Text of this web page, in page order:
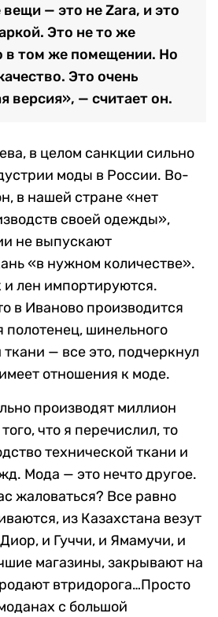
— это не Zara, и это
Это не то же
в том же помещении. Но
Это очень
версия», — считает он.
в целом санкции сильно
моды в России. Во-
в нашей стране «нет
своей одежды»,
не выпускают
«в нужном количестве».
лен импортируются.
в Иваново производится
полотенец, шинельного
— все это, подчеркнул
отношения к моде.
производят миллион
что я перечислил, то
технической ткани и
Мода — это нечто другое.
жаловаться? Все равно
из Казахстана везут
и Гуччи, и Ямамучи, и
магазины, закрывают на
втридорога…Просто
с большой